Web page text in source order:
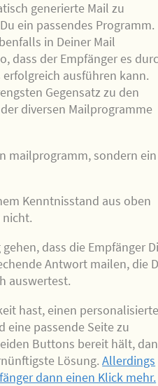
generierte Mail zu
ein passendes Programm.
in Deiner Mail
dass der Empfänger es
ausführen kann.
Gegensatz zu den
diversen Mailprogramme
mailprogramm, sondern ein
Kenntnisstand aus oben
dass die Empfänger
Antwort mailen, die
auswertest.
hast, einen
eine passende Seite zu
Buttons bereit hält,
Lösung.Allerdings
dann einen Klick mehr.